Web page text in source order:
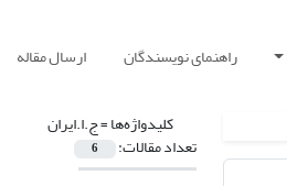
راهنمای نویسندگان ارسال مقاله
کلیدواژه‌ها =ج.ا.ایران
تعداد مقالات: 6